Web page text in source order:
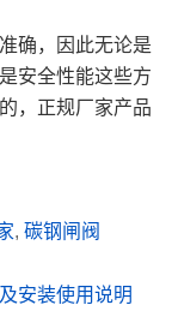
确，因此无论是
安全性能这些方
，正规厂家产品
, 碳钢闸阀
安装使用说明